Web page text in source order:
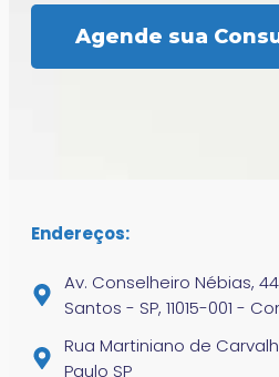
Agende sua
Endereços:
Av. Conselheiro Nébias,
Santos - SP, 11015-001 -
Rua Martiniano de
Paulo SP